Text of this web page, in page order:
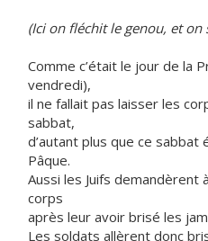
(Ici on fléchit le genou, et on
Comme c’était le jour de la
vendredi),
il ne fallait pas laisser les
sabbat,
d’autant plus que ce sabbat
Pâque.
Aussi les Juifs demandèrent
corps
après leur avoir brisé les
Les soldats allèrent donc